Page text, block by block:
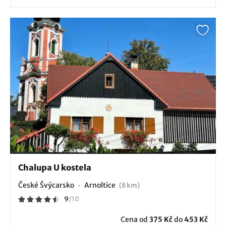
Chalupa U kostela
České Švýcarsko Arnoltice (8 km)
9/10
Cena od 375 Kčdo453 Kč